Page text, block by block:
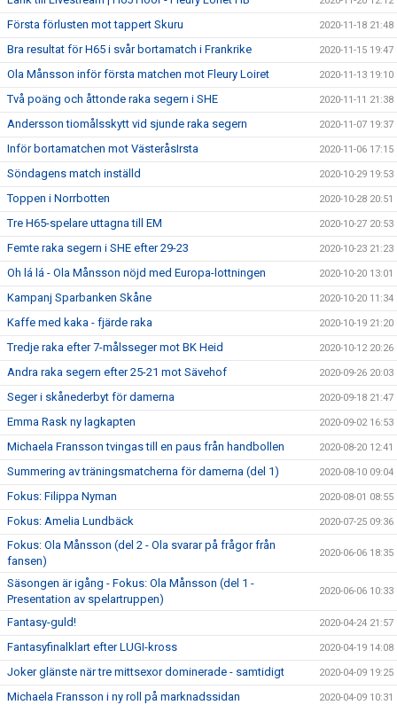
Första förlusten mot tappert Skuru 2020-11-18 21:48
Bra resultat för H65 i svår bortamatch i Frankrike 2020-11-15 19:47
Ola Månsson inför första matchen mot Fleury Loiret 2020-11-13 19:10
Två poäng och åttonde raka segern i SHE 2020-11-11 21:38
Andersson tiomålsskytt vid sjunde raka segern 2020-11-07 19:37
Inför bortamatchen mot VästeråsIrsta 2020-11-06 17:15
Söndagens match inställd 2020-10-29 19:53
Toppen i Norrbotten 2020-10-28 20:51
Tre H65-spelare uttagna till EM 2020-10-27 20:53
Femte raka segern i SHE efter 29-23 2020-10-23 21:23
Oh lá lá - Ola Månsson nöjd med Europa-lottningen 2020-10-20 13:01
Kampanj Sparbanken Skåne 2020-10-20 11:34
Kaffe med kaka - fjärde raka 2020-10-19 21:20
Tredje raka efter 7-målsseger mot BK Heid 2020-10-12 20:26
Andra raka segern efter 25-21 mot Sävehof 2020-09-26 20:03
Seger i skånederbyt för damerna 2020-09-18 21:47
Emma Rask ny lagkapten 2020-09-02 16:53
Michaela Fransson tvingas till en paus från handbollen 2020-08-20 12:41
Summering av träningsmatcherna för damerna (del 1) 2020-08-10 09:04
Fokus: Filippa Nyman 2020-08-01 08:55
Fokus: Amelia Lundbäck 2020-07-25 09:36
Fokus: Ola Månsson (del 2 - Ola svarar på frågor från
fansen)
2020-06-06 18:35
Säsongen är igång - Fokus: Ola Månsson (del 1 -
Presentation av spelartruppen)
2020-06-06 10:33
Fantasy-guld! 2020-04-24 21:57
Fantasyfinalklart efter LUGI-kross 2020-04-19 14:08
Joker glänste när tre mittsexor dominerade - samtidigt 2020-04-09 19:25
Michaela Fransson i ny roll på marknadssidan 2020-04-09 10:31